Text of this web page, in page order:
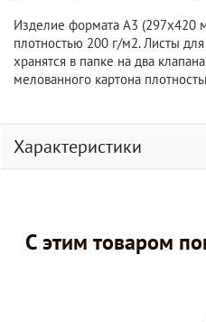
Изделие формата А3 (297х420
плотностью 200 г/м2. Листы
хранятся в папке на два
мелованного картона
Характеристики
С этим товаром